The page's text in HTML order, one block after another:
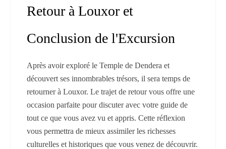
Retour à Louxor et
Conclusion de l'Excursion
Après avoir exploré le Temple de Dendera et
découvert ses innombrables trésors, il sera temps de
retourner à Louxor. Le trajet de retour vous offre une
occasion parfaite pour discuter avec votre guide de
tout ce que vous avez vu et appris. Cette réflexion
vous permettra de mieux assimiler les richesses
culturelles et historiques que vous venez de découvrir.